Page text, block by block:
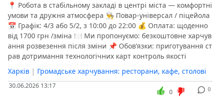
📍 Робота в стабільному закладі в центрі міста — комфортні
умови та дружня атмосфера 👨‍🍳 Повар-універсал / піцейола
📅 Графік: 4/3 або 5/2, з 10:00 до 22:00 💰 Оплата: щоденно
від 1700 грн /зміна 🍽 Ми пропонуємо: безкоштовне харчув
ання розвезення після зміни 📌 Обов’язки: приготування ст
рав дотримання технологічних карт контроль якості
Харків | Громадське харчування: ресторани, кафе, столові
30.06.2026 13:17 0
0